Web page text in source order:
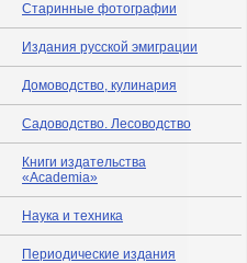
Старинные фотографии
Издания русской эмиграции
Домоводство, кулинария
Садоводство. Лесоводство
Книги издательства
«Academia»
Наука и техника
Периодические издания